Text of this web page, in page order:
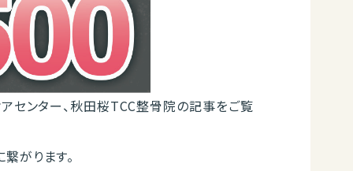
センター、秋田桜TCC整骨院の記事をご覧
がります。